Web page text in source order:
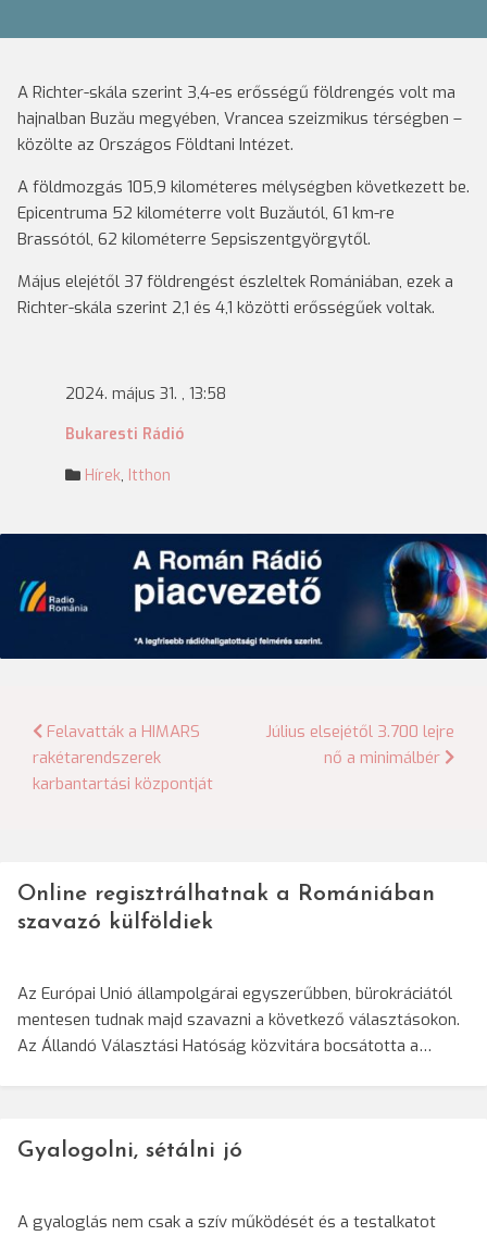
A Richter-skála szerint 3,4-es erősségű földrengés volt ma
hajnalban Buzău megyében, Vrancea szeizmikus térségben –
közölte az Országos Földtani Intézet.
A földmozgás 105,9 kilométeres mélységben következett be.
Epicentruma 52 kilométerre volt Buzăutól, 61 km-re
Brassótól, 62 kilométerre Sepsiszentgyörgytől.
Május elejétől 37 földrengést észleltek Romániában, ezek a
Richter-skála szerint 2,1 és 4,1 közötti erősségűek voltak.
2024. május 31. , 13:58
Bukaresti Rádió
Hírek, Itthon
Bejegyzés
navigáció
Felavatták a HIMARS
rakétarendszerek
karbantartási központját
Július elsejétől 3.700 lejre
nő a minimálbér
Online regisztrálhatnak a Romániában
szavazó külföldiek
Az Európai Unió állampolgárai egyszerűbben, bürokráciától
mentesen tudnak majd szavazni a következő választásokon.
Az Állandó Választási Hatóság közvitára bocsátotta a…
Gyalogolni, sétálni jó
A gyaloglás nem csak a szív működését és a testalkatot